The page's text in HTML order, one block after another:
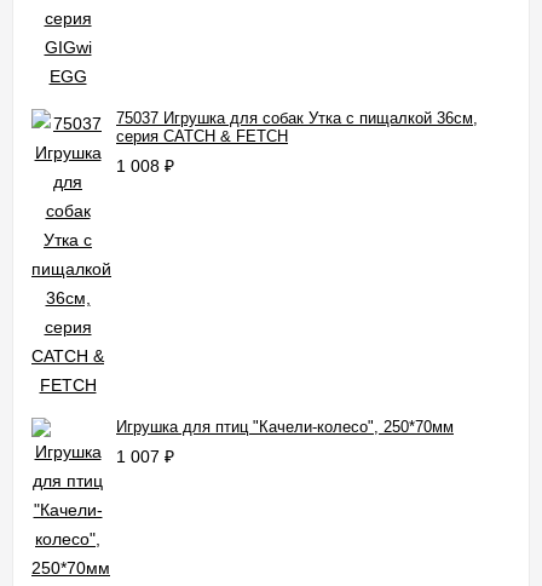
75037 Игрушка для собак Утка с пищалкой 36см,
серия CATCH & FETCH
1 008 ₽
Игрушка для птиц "Качели-колесо", 250*70мм
1 007 ₽